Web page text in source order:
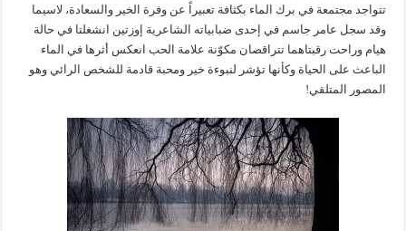
تتواجد مجتمعة في برك الماء بكثافة تعبيراً عن وفرة الخير والسعادة، لاسيما
وقد سجل عامر جاسم في إحدى ضبابياته الشاعرية إوزتين انشغلتا في حالة
هيام وراحت رقبتاهما تتراقصان مكوّنة علامة الحب انعكس أثرها في الماء
الباعث على الحياة وكأنها تؤشر لنبوءة خير ومحبة قادمة للشخص الرائي وهو
المصور المتلقي!